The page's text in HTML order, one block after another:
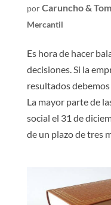
porCaruncho &
Mercantil
Es hora de hacer
decisiones. Si la
resultados
La mayor parte de
social el 31 de
de un plazo de tres